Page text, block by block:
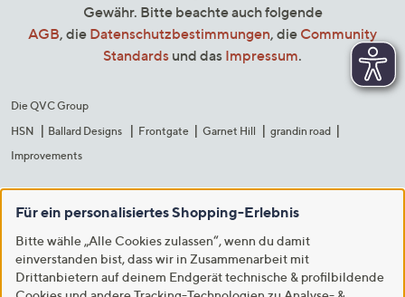
Gewähr. Bitte beachte auch folgende
AGB, die Datenschutzbestimmungen, die Community
Standards und das Impressum.
Die QVC Group
HSN
Ballard Designs Frontgate Garnet Hill
grandin road
Improvements
Für ein personalisiertes Shopping-Erlebnis
Bitte wähle „Alle Cookies zulassen“, wenn du damit
einverstanden bist, dass wir in Zusammenarbeit mit
Drittanbietern auf deinem Endgerät technische & profilbildende